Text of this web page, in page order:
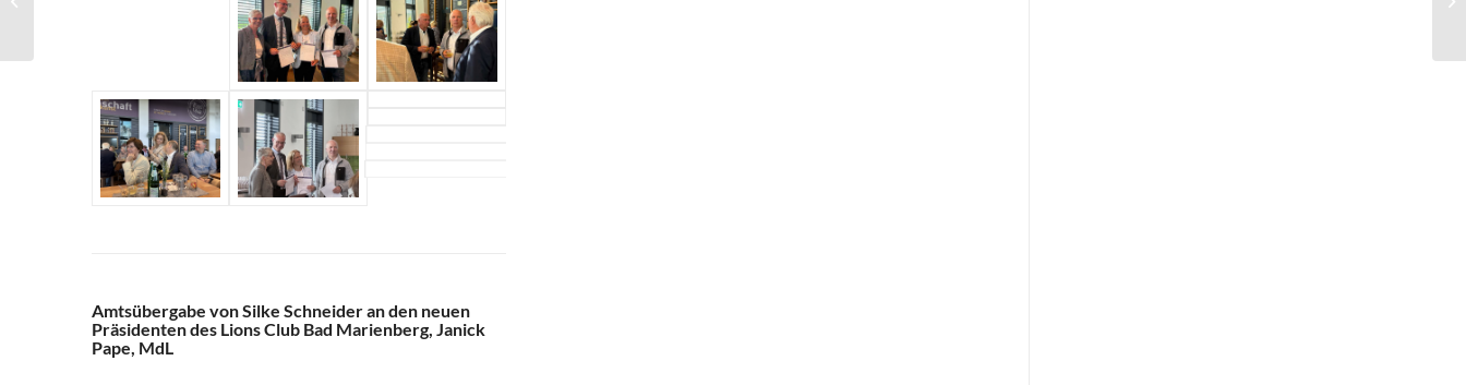
Amtsübergabe von Silke Schneider an den neuen
Präsidenten des Lions Club Bad Marienberg, Janick
Pape, MdL